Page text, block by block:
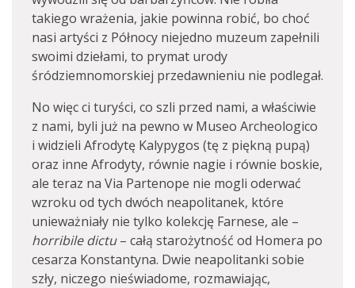
takiego wrażenia, jakie powinna robić, bo choć
nasi artyści z Północy niejedno muzeum zapełnili
swoimi dziełami, to prymat urody
śródziemnomorskiej przedawnieniu nie podlegał.
No więc ci turyści, co szli przed nami, a właściwie
z nami, byli już na pewno w Museo Archeologico
i widzieli Afrodytę Kalypygos (tę z piękną pupą)
oraz inne Afrodyty, równie nagie i równie boskie,
ale teraz na Via Partenope nie mogli oderwać
wzroku od tych dwóch neapolitanek, które
unieważniały nie tylko kolekcję Farnese, ale –
horribile dictu– całą starożytność od Homera po
cesarza Konstantyna. Dwie neapolitanki sobie
szły, niczego nieświadome, rozmawiając,